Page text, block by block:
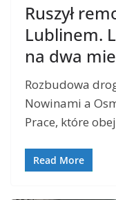
Ruszył
Lublinem.
na dwa
Rozbudowa
Nowinami a
Prace, które
Read More